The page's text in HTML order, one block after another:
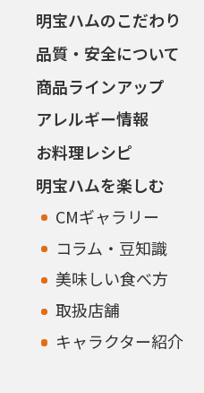
明宝ハムのこだわり
品質・安全について
商品ラインアップ
アレルギー情報
お料理レシピ
明宝ハムを楽しむ
CMギャラリー
コラム・豆知識
美味しい食べ方
取扱店舗
キャラクター紹介